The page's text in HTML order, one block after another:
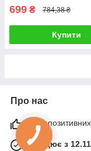
699 ₴ 784,38 ₴
Купити
Про нас
99%
Працює з